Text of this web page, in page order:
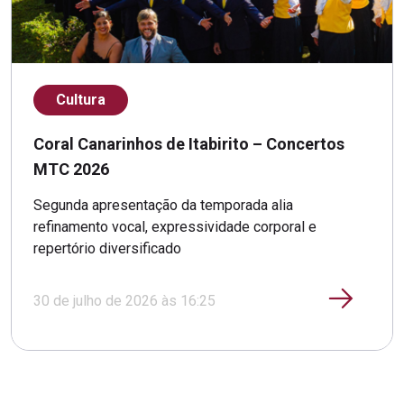
Cultura
Coral Canarinhos de Itabirito – Concertos
MTC 2026
Segunda apresentação da temporada alia
refinamento vocal, expressividade corporal e
repertório diversificado
30 de julho de 2026 às 16:25